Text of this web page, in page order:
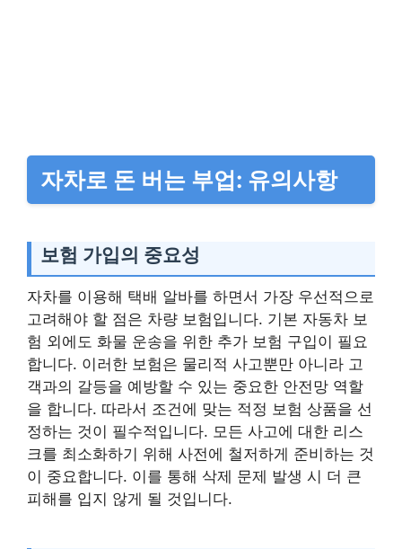
자차로 돈 버는 부업: 유의사항
보험 가입의 중요성
자차를 이용해 택배 알바를 하면서 가장 우선적으로
고려해야 할 점은 차량 보험입니다. 기본 자동차 보
험 외에도 화물 운송을 위한 추가 보험 구입이 필요
합니다. 이러한 보험은 물리적 사고뿐만 아니라 고
객과의 갈등을 예방할 수 있는 중요한 안전망 역할
을 합니다. 따라서 조건에 맞는 적정 보험 상품을 선
정하는 것이 필수적입니다. 모든 사고에 대한 리스
크를 최소화하기 위해 사전에 철저하게 준비하는 것
이 중요합니다. 이를 통해 삭제 문제 발생 시 더 큰
피해를 입지 않게 될 것입니다.